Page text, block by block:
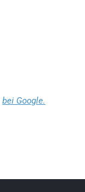
bei Google.